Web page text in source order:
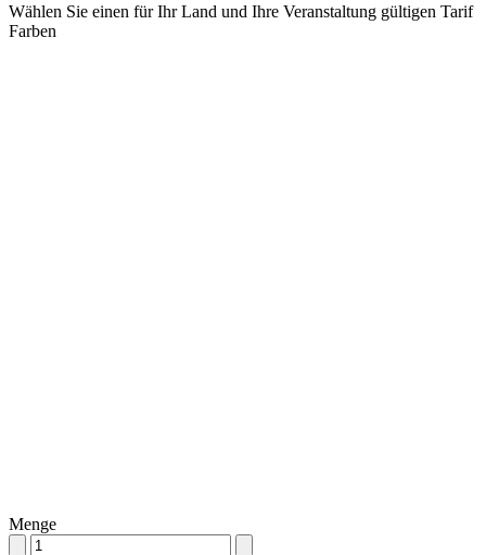
Wählen Sie einen für Ihr Land und Ihre Veranstaltung gültigen Tarif
Farben
Menge